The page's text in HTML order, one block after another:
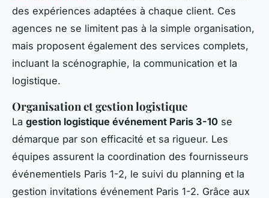
des expériences adaptées à chaque client. Ces
agences ne se limitent pas à la simple organisation,
mais proposent également des services complets,
incluant la scénographie, la communication et la
logistique.
Organisation et gestion logistique
La gestion logistique événement Paris 3-10 se
démarque par son efficacité et sa rigueur. Les
équipes assurent la coordination des fournisseurs
événementiels Paris 1-2, le suivi du planning et la
gestion invitations événement Paris 1-2. Grâce aux